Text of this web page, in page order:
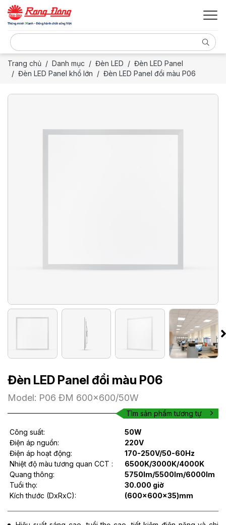
Trang chủ Danh mục Đèn LED
Đèn LED Panel
Đèn LED Panel khổ lớn
Đèn LED Panel đổi màu P06
Đèn LED Panel đổi màu P06
Model: P06 ĐM 600x600/50W
Tìm sản phẩm tương tự
Công suất:
50W
Điện áp nguồn:
220V
Điện áp hoạt động:
170-250V/50-60Hz
Nhiệt độ màu tương quan CCT :
6500K/3000K/4000K
Quang thông:
5750Im/5500Im/6000Im
Tuổi thọ:
30.000 giờ
Kích thước (DxRxC):
(600x600x35)mm